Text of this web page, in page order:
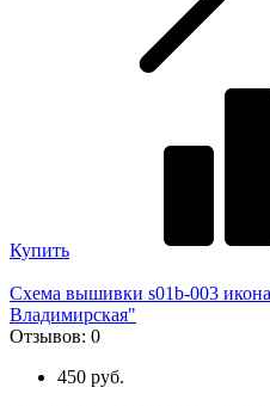
Купить
Схема вышивки s01b-003
Владимирская"
Отзывов: 0
450 руб.